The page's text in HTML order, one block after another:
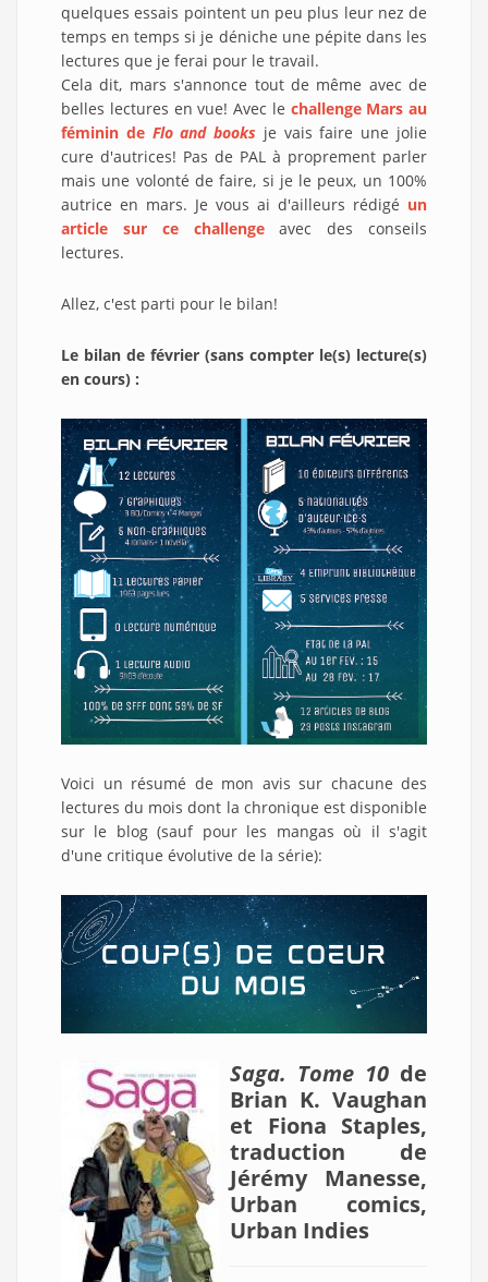
quelques essais pointent un peu plus leur nez de
temps en temps si je déniche une pépite dans les
lectures que je ferai pour le travail.
Cela dit, mars s'annonce tout de même avec de
belles lectures en vue! Avec le challenge Mars au
féminin de Flo and books je vais faire une jolie
cure d'autrices! Pas de PAL à proprement parler
mais une volonté de faire, si je le peux, un 100%
autrice en mars. Je vous ai d'ailleurs rédigé un
article sur ce challenge
avec des conseils
lectures.
Allez, c'est parti pour le bilan!
Le bilan de février (sans compter le(s) lecture(s)
en cours) :
Voici un résumé de mon avis sur chacune des
lectures du mois dont la chronique est disponible
sur le blog (sauf pour les mangas où il s'agit
d'une critique évolutive de la série):
Saga. Tome 10 de
Brian K. Vaughan
et Fiona Staples,
traduction de
Jérémy Manesse,
Urban comics,
Urban Indies